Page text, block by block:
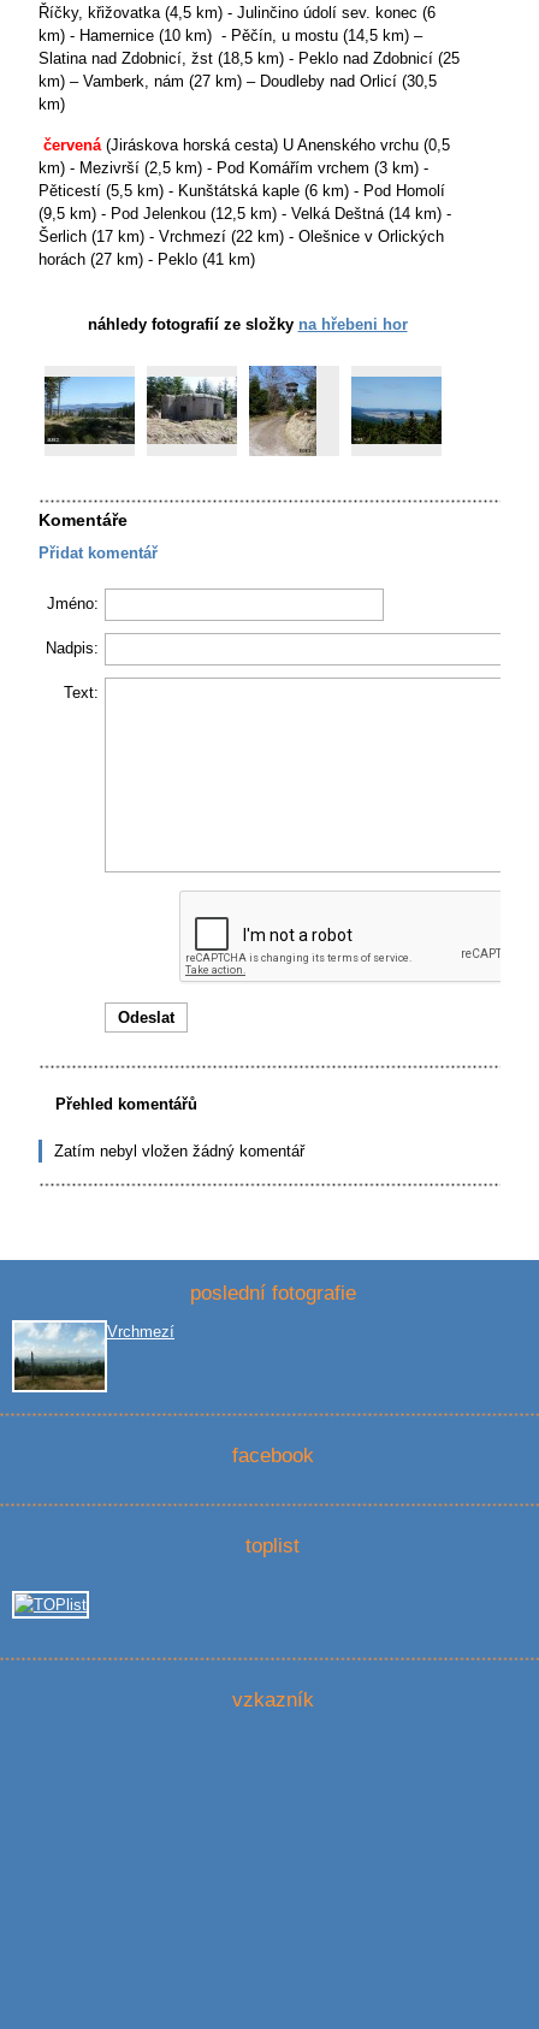
Říčky, křižovatka (4,5 km) - Julinčino údolí sev. konec (6
km) - Hamernice (10 km) - Pěčín, u mostu (14,5 km) –
Slatina nad Zdobnicí, žst (18,5 km) - Peklo nad Zdobnicí (25
km) – Vamberk, nám (27 km) – Doudleby nad Orlicí (30,5
km)
červená(Jiráskova horská cesta) U Anenského vrchu (0,5
km) - Mezivrší (2,5 km) - Pod Komářím vrchem (3 km) -
Pěticestí (5,5 km) - Kunštátská kaple (6 km) - Pod Homolí
(9,5 km) - Pod Jelenkou (12,5 km) - Velká Deštná (14 km) -
Šerlich (17 km) - Vrchmezí (22 km) - Olešnice v Orlických
horách (27 km) - Peklo (41 km)
náhledy fotografií ze složky na hřebeni hor
Komentáře
Přidat komentář
Jméno:
Nadpis:
Text:
Přehled komentářů
Zatím nebyl vložen žádný komentář
poslední fotografie
Vrchmezí
facebook
toplist
vzkazník